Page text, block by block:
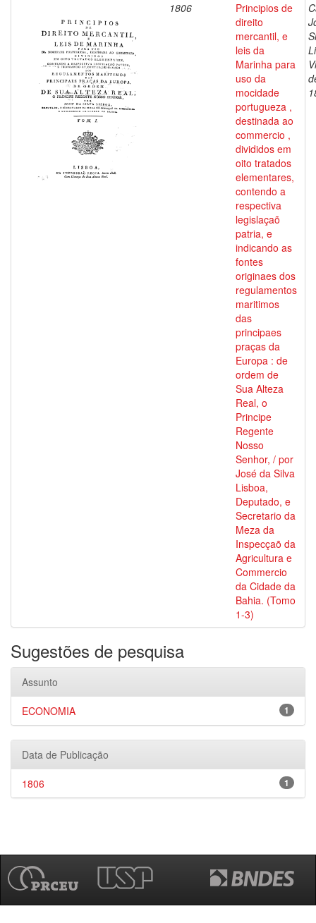
1806
Principios de
direito
mercantil, e
leis da
Marinha para
uso da
mocidade
portugueza ,
destinada ao
commercio ,
divididos em
oito tratados
elementares,
contendo a
respectiva
legislaçaõ
patria, e
indicando as
fontes
originaes dos
regulamentos
maritimos
das
principaes
praças da
Europa : de
ordem de
Sua Alteza
Real, o
Principe
Regente
Nosso
Senhor, / por
José da Silva
Lisboa,
Deputado, e
Secretario da
Meza da
Inspecçaõ da
Agricultura e
Commercio
da Cidade da
Bahia. (Tomo
1-3)
Sugestões de pesquisa
Assunto
1
ECONOMIA
Data de Publicação
1
1806